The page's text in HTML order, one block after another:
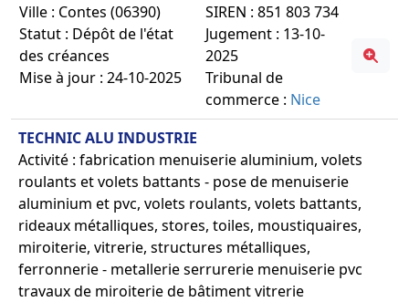
Ville : Contes (06390)
Statut : Dépôt de l'état
des créances
Mise à jour : 24-10-2025
SIREN : 851 803 734
Jugement : 13-10-
2025
Tribunal de
commerce : Nice
TECHNIC ALU INDUSTRIE
Activité : fabrication menuiserie aluminium, volets
roulants et volets battants - pose de menuiserie
aluminium et pvc, volets roulants, volets battants,
rideaux métalliques, stores, toiles, moustiquaires,
miroiterie, vitrerie, structures métalliques,
ferronnerie - metallerie serrurerie menuiserie pvc
travaux de miroiterie de bâtiment vitrerie